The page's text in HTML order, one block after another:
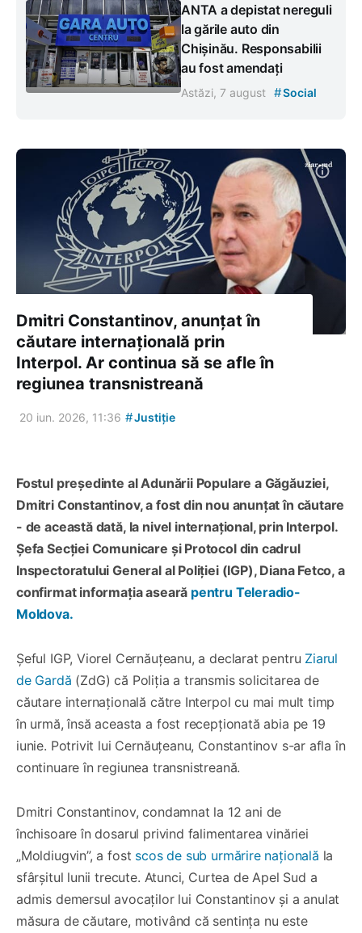
ANTA a depistat nereguli
la gările auto din
Chișinău. Responsabilii
au fost amendați
Astăzi, 7 august #Social
Dmitri Constantinov, anunțat în
căutare internațională prin
Interpol. Ar continua să se afle în
regiunea transnistreană
20 iun. 2026, 11:36 #Justiție
Fostul președinte al Adunării Populare a Găgăuziei,
Dmitri Constantinov, a fost din nou anunțat în căutare
- de această dată, la nivel internațional, prin Interpol.
Șefa Secției Comunicare și Protocol din cadrul
Inspectoratului General al Poliției (IGP), Diana Fetco, a
confirmat informația aseară pentru Teleradio-
Moldova.
Șeful IGP, Viorel Cernăuțeanu, a declarat pentru Ziarul
de Gardă (ZdG) că Poliția a transmis solicitarea de
căutare internațională către Interpol cu mai mult timp
în urmă, însă aceasta a fost recepționată abia pe 19
iunie. Potrivit lui Cernăuțeanu, Constantinov s-ar afla în
continuare în regiunea transnistreană.
Dmitri Constantinov, condamnat la 12 ani de
închisoare în dosarul privind falimentarea vinăriei
„Moldiugvin”, a fost scos de sub urmărire națională la
sfârșitul lunii trecute. Atunci, Curtea de Apel Sud a
admis demersul avocaților lui Constantinov și a anulat
măsura de căutare, motivând că sentința nu este